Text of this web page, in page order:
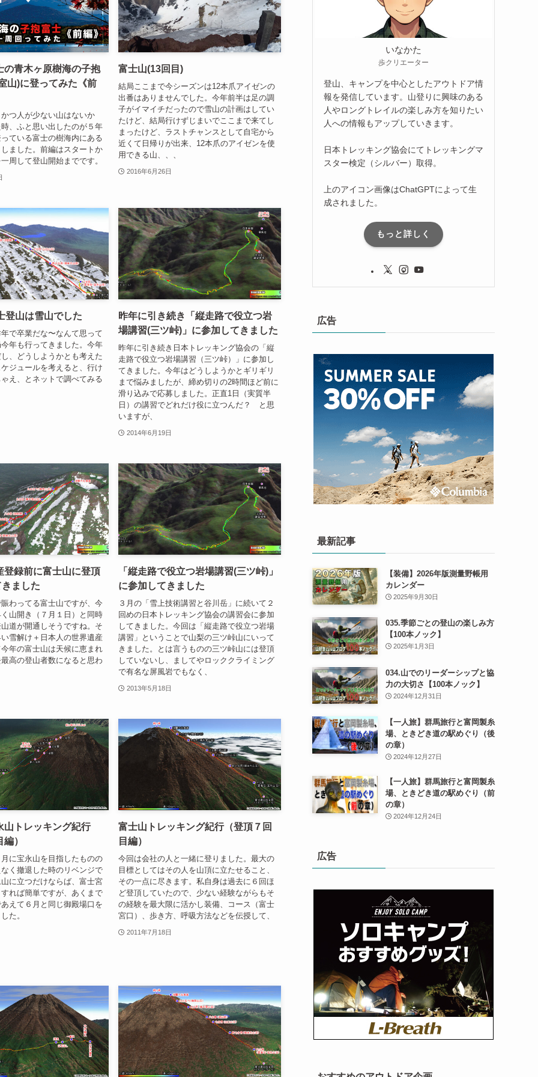
の青木ヶ原樹海の子抱
山)に登ってみた《前
つ人が少ない山はないか
、ふと思い出したのが５年
ている富士の樹海内にある
ました。前編はスタートか
周して登山開始までです。
富士山(13回目)
結局ここまで今シーズンは12本爪アイゼンの
出番はありませんでした。今年前半は足の調
子がイマイチだったので雪山の計画はしてい
たけど、結局行けずじまいでここまで来てし
まったけど、ラストチャンスとして自宅から
近くて日帰りが出来、12本爪のアイゼンを使
用できる山、、、
2016年6月26日
登山は雪山でした
で卒業だな〜なんて思って
年も行ってきました。今年
、どうしようかとも考えた
ジュールを考えると、行け
え、とネットで調べてみる
昨年に引き続き「縦走路で役立つ岩
場講習(三ツ峠)」に参加してきました
昨年に引き続き日本トレッキング協会の「縦
走路で役立つ岩場講習（三ツ峠）」に参加し
てきました。今年はどうしようかとギリギリ
まで悩みましたが、締め切りの2時間ほど前に
滑り込みで応募しました。正直1日（実質半
日）の講習でどれだけ役に立つんだ？ と思
いますが、
2014年6月19日
登録前に富士山に登頂
ました
わってる富士山ですが、今
山開き（７月１日）と同時
道が開通しそうですね。そ
雪解け＋日本人の世界遺産
年の富士山は天候に恵まれ
高の登山者数になると思わ
「縦走路で役立つ岩場講習(三ツ峠)」
に参加してきました
３月の「雪上技術講習と谷川岳」に続いて２
回めの日本トレッキング協会の講習会に参加
してきました。今回は「縦走路で役立つ岩場
講習」ということで山梨の三ツ峠山にいって
きました。とは言うものの三ツ峠山には登頂
していないし、ましてやロッククライミング
で有名な屏風岩でもなく、
2013年5月18日
山トレッキング紀行
）
に宝永山を目指したものの
く撤退した時のリベンジで
に立つだけならば、富士宮
れば簡単ですが、あくまで
えて６月と同じ御殿場口を
た。
富士山トレッキング紀行（登頂７回
目編）
今回は会社の人と一緒に登りました。最大の
目標としてはその人を山頂に立たせること、
その一点に尽きます。私自身は過去に６回ほ
ど登頂していたので、少ない経験ながらもそ
の経験を最大限に活かし装備、コース（富士
宮口）、歩き方、呼吸方法などを伝授して、
2011年7月18日
いなかた
歩クリエーター
登山、キャンプを中心としたアウトドア情
報を発信しています。山登りに興味のある
人やロングトレイルの楽しみ方を知りたい
人への情報もアップしていきます。
日本トレッキング協会にてトレッキングマ
スター検定（シルバー）取得。
上のアイコン画像はChatGPTによって生
成されました。
もっと詳しく
広告
最新記事
【装備】2026年版測量野帳用
カレンダー
2025年9月30日
035.季節ごとの登山の楽しみ方
【100本ノック】
2025年1月3日
034.山でのリーダーシップと協
力の大切さ【100本ノック】
2024年12月31日
【一人旅】群馬旅行と富岡製糸
場、ときどき道の駅めぐり（後
の章）
2024年12月27日
【一人旅】群馬旅行と富岡製糸
場、ときどき道の駅めぐり（前
の章）
2024年12月24日
広告